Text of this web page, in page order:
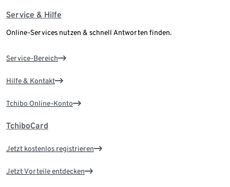
Service & Hilfe
Online-Services nutzen & schnell Antworten finden.
Service-Bereich
Hilfe & Kontakt
Tchibo Online-Konto
TchiboCard
Jetzt kostenlos registrieren
Jetzt Vorteile entdecken